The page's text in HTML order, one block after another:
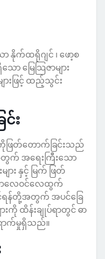
နိုက်ထရိုဂျင် ၊ ဖော့စ
မြေသြဇာများ
းဖြင့် ထည့်သွင်း
း
ကိုဖြတ်တောက်ခြင်းသည်
တွက် အရေးကြီးသော
ား နှင့် မြက် ဖြတ်
လွှာလေဝင်လေထွက်
င်ရန်တို့အတွက် အပင်ခြေ
ထိန်းချုပ်ရာတွင် ဓာ
ာက်မှုရှိသည်။